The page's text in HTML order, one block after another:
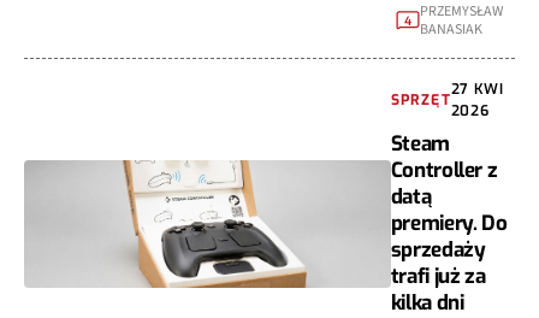
4
PRZEMYSŁAW
BANASIAK
SPRZĘT
27 KWI
2026
Steam
Controller z
datą
premiery. Do
sprzedaży
trafi już za
kilka dni